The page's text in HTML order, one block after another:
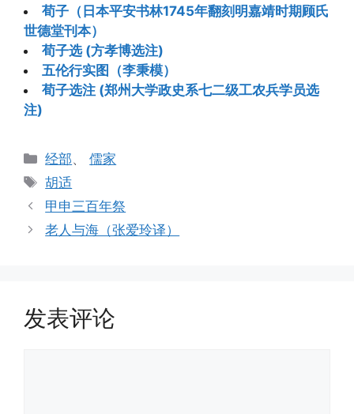
荀子（日本平安书林1745年翻刻明嘉靖时期顾氏
世德堂刊本）
荀子选 (方孝博选注)
五伦行实图（李秉模）
荀子选注 (郑州大学政史系七二级工农兵学员选
注)
分
类
经部、儒家
标
签
胡适
甲申三百年祭
老人与海（张爱玲译）
发表评论